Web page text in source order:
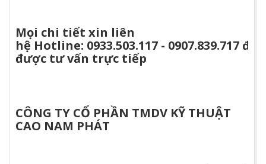
Mọi chi tiết xin liên
hệ Hotline: 0933.503.117 - 0907.839.717 để
được tư vấn trực tiếp
CÔNG TY CỔ PHẦN TMDV KỸ THUẬT
CAO NAM PHÁT